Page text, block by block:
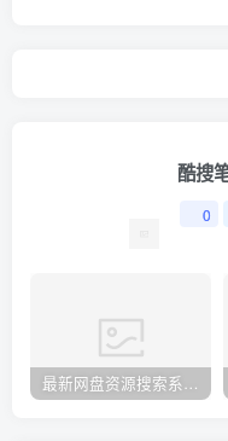
酷搜
0
最新网盘资源搜索系统，电视直播，Alist聚合播放